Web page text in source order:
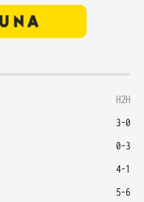
H2H
3-0
0-3
4-1
5-6